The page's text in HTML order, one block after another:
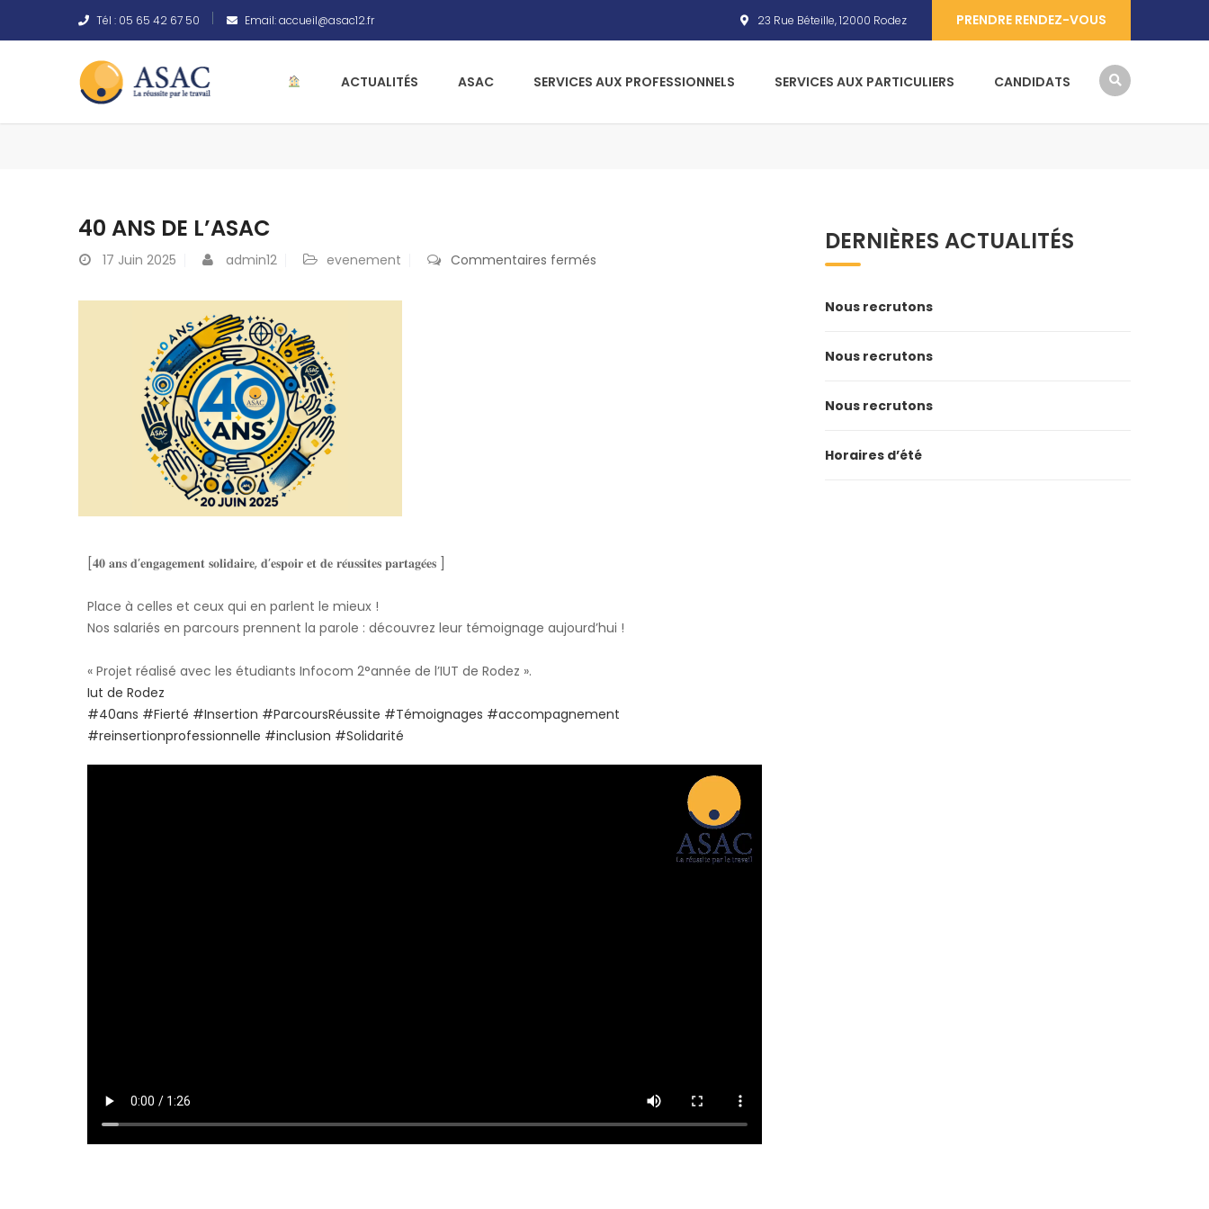
Tél : 05 65 42 67 50 Email:accueil@asac12.fr 23 Rue Béteille, 12000 Rodez PRENDRE RENDEZ-VOUS
ACTUALITÉS ASAC SERVICES AUX PROFESSIONNELS SERVICES AUX PARTICULIERS CANDIDATS
40 ANS DE L’ASAC
17 Juin 2025 admin12 evenement Commentaires fermés
[𝟒𝟎 𝐚𝐧𝐬 𝐝’𝐞𝐧𝐠𝐚𝐠𝐞𝐦𝐞𝐧𝐭 𝐬𝐨𝐥𝐢𝐝𝐚𝐢𝐫𝐞, 𝐝’𝐞𝐬𝐩𝐨𝐢𝐫 𝐞𝐭 𝐝𝐞 𝐫𝐞́𝐮𝐬𝐬𝐢𝐭𝐞𝐬 𝐩𝐚𝐫𝐭𝐚𝐠𝐞́𝐞𝐬 ]
Place à celles et ceux qui en parlent le mieux !
Nos salariés en parcours prennent la parole : découvrez leur témoignage aujourd’hui !
« Projet réalisé avec les étudiants Infocom 2°année de l’IUT de Rodez ».
Iut de Rodez
#40ans #Fierté #Insertion #ParcoursRéussite #Témoignages #accompagnement
#reinsertionprofessionnelle #inclusion #Solidarité
DERNIÈRES ACTUALITÉS
Nous recrutons
Nous recrutons
Nous recrutons
Horaires d’été